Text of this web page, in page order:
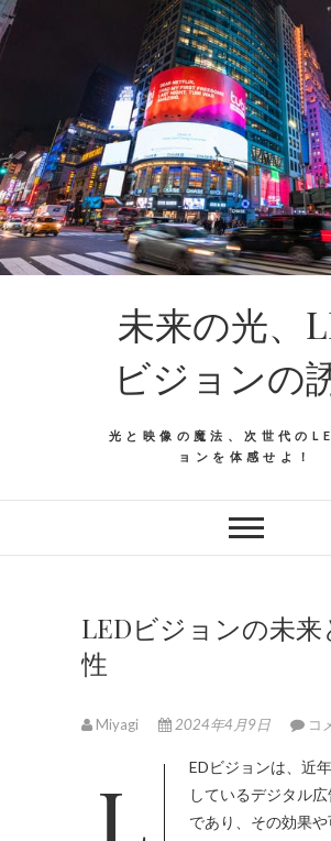
未来の光、
ビジョンの
光と映像の魔法、次世代の
ョンを体感せよ！
LEDビジョンの未来
性
Miyagi 2024年4月9日 コ
しているデジタル
であり、その効果